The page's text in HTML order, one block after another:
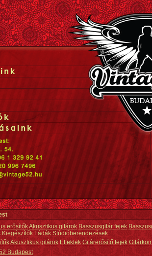
erősítőkAkusztikus gitárok Basszusgitár fejek
Kiegészítők Ládák Stúdióberendezések
Akusztikus gitárok Effektek Gitárerősítő fejek
Budapest